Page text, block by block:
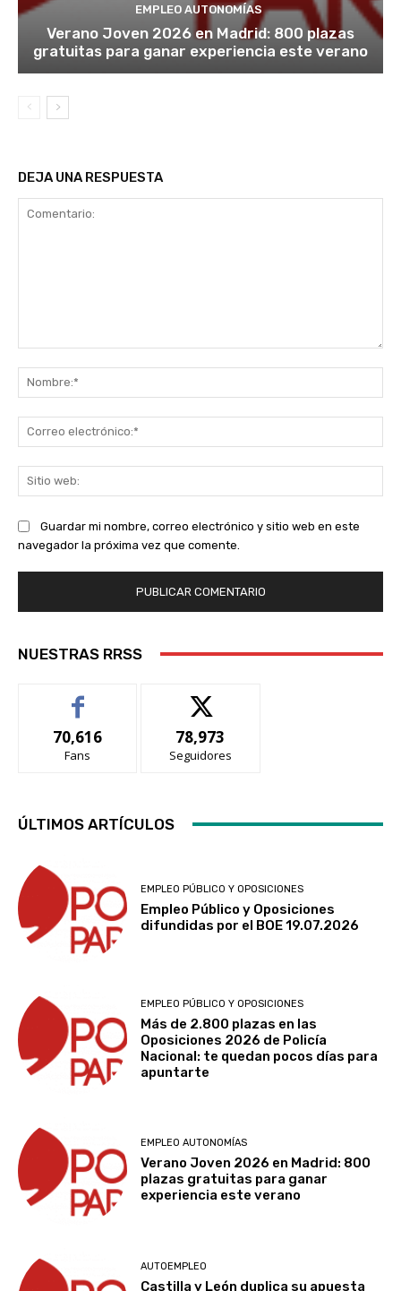
EMPLEO AUTONOMÍAS
Verano Joven 2026 en Madrid: 800 plazas
gratuitas para ganar experiencia este verano
DEJA UNA RESPUESTA
Guardar mi nombre, correo electrónico y sitio web en este
navegador la próxima vez que comente.
NUESTRAS RRSS
70,616
Fans
78,973
Seguidores
ÚLTIMOS ARTÍCULOS
EMPLEO PÚBLICO Y OPOSICIONES
Empleo Público y Oposiciones
difundidas por el BOE 19.07.2026
EMPLEO PÚBLICO Y OPOSICIONES
Más de 2.800 plazas en las
Oposiciones 2026 de Policía
Nacional: te quedan pocos días para
apuntarte
EMPLEO AUTONOMÍAS
Verano Joven 2026 en Madrid: 800
plazas gratuitas para ganar
experiencia este verano
AUTOEMPLEO
Castilla y León duplica su apuesta